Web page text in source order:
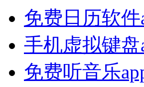
免费日历软件
手机虚拟键盘
免费听音乐